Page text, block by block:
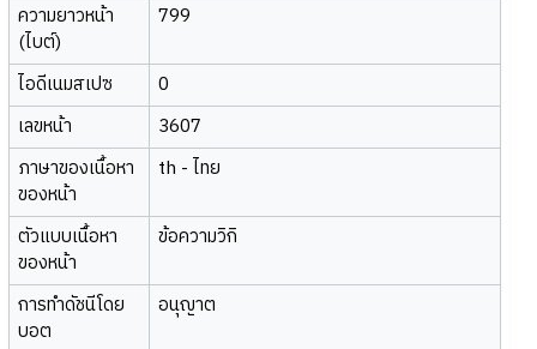
ความยาวหน้า
(ไบต์)
799
ไอดีเนมสเปซ
0
เลขหน้า
3607
ภาษาของเนื้อหา
ของหน้า
th - ไทย
ตัวแบบเนื้อหา
ของหน้า
ข้อความวิกิ
การทำดัชนีโดย
บอต
อนุญาต